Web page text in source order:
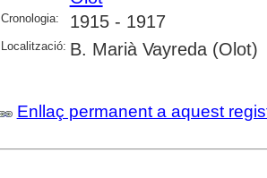
Cronologia: 1915 - 1917
Localització: B. Marià Vayreda (Olot)
Enllaç permanent a aquest